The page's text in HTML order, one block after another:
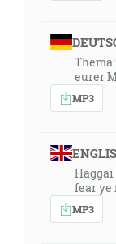
eurer
MP3
fear ye
MP3